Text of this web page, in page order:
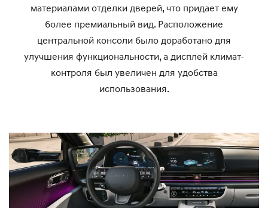
материалами отделки дверей, что придает ему
более премиальный вид. Расположение
центральной консоли было доработано для
улучшения функциональности, а дисплей климат-
контроля был увеличен для удобства
использования.